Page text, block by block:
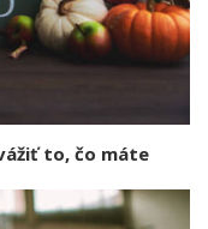
to, čo máte